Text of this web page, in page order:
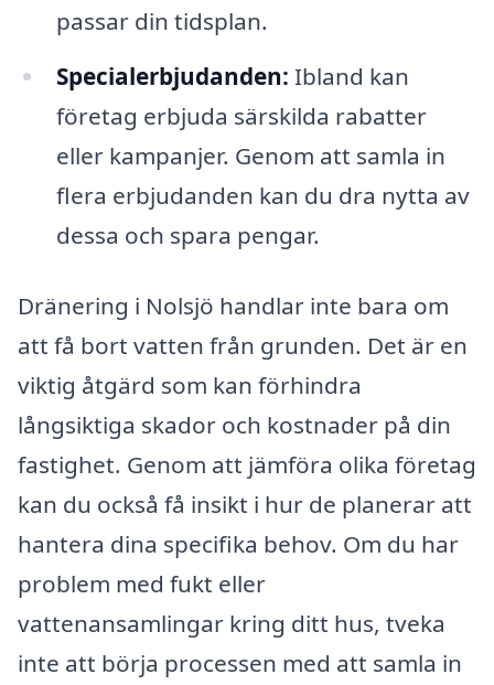
passar din tidsplan.
Specialerbjudanden: Ibland kan
företag erbjuda särskilda rabatter
eller kampanjer. Genom att samla in
flera erbjudanden kan du dra nytta av
dessa och spara pengar.
Dränering i Nolsjö handlar inte bara om
att få bort vatten från grunden. Det är en
viktig åtgärd som kan förhindra
långsiktiga skador och kostnader på din
fastighet. Genom att jämföra olika företag
kan du också få insikt i hur de planerar att
hantera dina specifika behov. Om du har
problem med fukt eller
vattenansamlingar kring ditt hus, tveka
inte att börja processen med att samla in